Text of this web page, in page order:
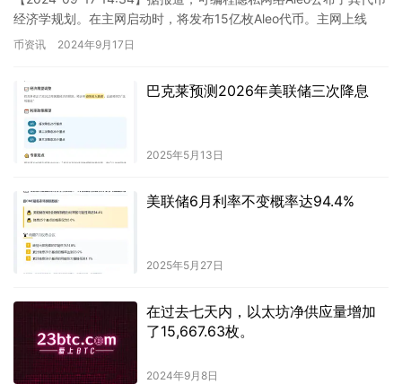
经济学规划。在主网启动时，将发布15亿枚Aleo代币。主网上线
后，代币将通过共识算法自动生成，用于奖励…
币资讯 2024年9月17日
巴克莱预测2026年美联储三次降息
2025年5月13日
美联储6月利率不变概率达94.4%
2025年5月27日
在过去七天内，以太坊净供应量增加
了15,667.63枚。
2024年9月8日